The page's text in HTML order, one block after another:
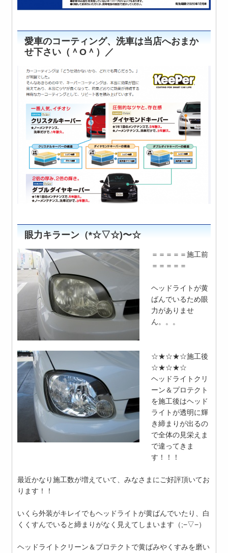
愛車のコーティング、洗車は当店へおまか
せ下さい（＾O＾）／
眼力キラーン（*☆▽☆)〜☆
＝＝＝＝＝施工前
＝＝＝＝＝
ヘッドライトが黄
ばんでいるため眼
力がありませ
ん。。。
☆★☆★☆施工後
☆★☆★☆
ヘッドライトクリ
ーン＆プロテクト
を施工後はヘッド
ライトが透明に輝
き締まりが出るの
で全体の見栄えま
で違ってきま
す！！！
最近かなり施工数が増えていて、みなさまにご好評頂いてお
ります！！
いくら外装がキレイでもヘッドライトが黄ばんでいたり、白
くくすんでいると締まりがなく見えてしまいます（;−▽−）
ヘッドライトクリーン＆プロテクトで黄ばみやくすみを磨い